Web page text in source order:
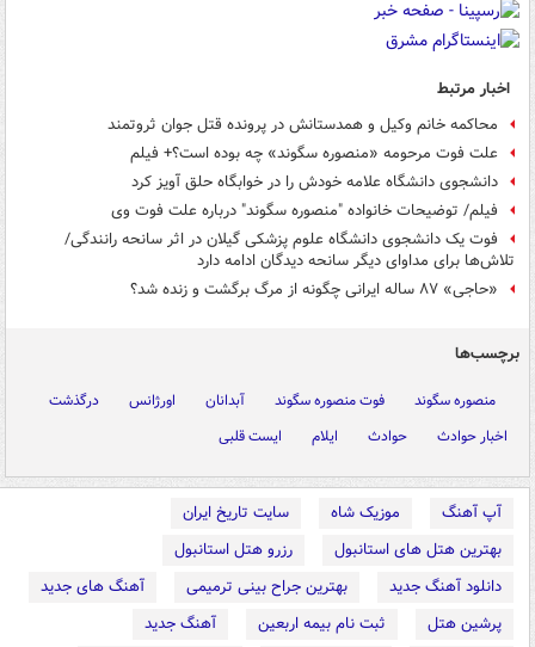
اخبار مرتبط
محاکمه خانم وکیل و همدستانش در پرونده قتل جوان ثروتمند
علت فوت مرحومه «منصوره سگوند» چه بوده است؟+ فیلم
دانشجوی دانشگاه علامه خودش را در خوابگاه حلق آویز کرد
فیلم/ توضیحات خانواده "منصوره سگوند" درباره علت فوت وی
فوت یک دانشجوی دانشگاه علوم پزشکی گیلان در اثر سانحه رانندگی/
تلاش‌ها برای مداوای دیگر سانحه دیدگان ادامه دارد
«حاجی» ۸۷ ساله ایرانی چگونه از مرگ برگشت و زنده شد؟
برچسب‌ها
منصوره سگوند فوت منصوره سگوند آبدانان اورژانس
درگذشت
اخبار حوادث
حوادث ایلام ایست قلبی
آپ آهنگ موزیک شاه
سایت تاریخ ایران
بهترین هتل های استانبول
رزرو هتل استانبول
دانلود آهنگ جدید
بهترین جراح بینی ترمیمی
آهنگ های جدید
پرشین هتل
ثبت نام بیمه اربعین
آهنگ جدید